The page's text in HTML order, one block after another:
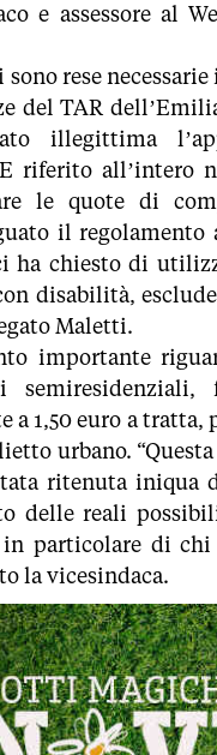
e assessore al
rese
del TAR
illegittima
riferito all’intero
le quote di
il
ha chiesto di
disabilità,
Maletti.
importante
semiresidenziali,
a 1,50 euro a tratta,
urbano.
ritenuta iniqua
delle reali
in particolare di
la vicesindaca.